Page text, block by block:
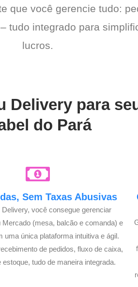
que você gerencie tudo:
tudo integrado para
lucros.
Delivery para
do Pará
Sem Taxas Abusivas
você consegue gerenciar
Mercado (mesa, balcão e comanda) e
uma única plataforma intuitiva e ágil.
de pedidos, fluxo de caixa,
estoque, tudo de maneira integrada.